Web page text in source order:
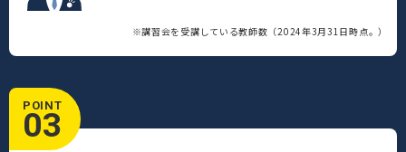
※講習会を受講している教師数（2024年3月31日時点。）
POINT
03